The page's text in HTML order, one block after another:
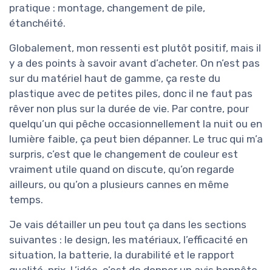
pratique : montage, changement de pile,
étanchéité.
Globalement, mon ressenti est plutôt positif, mais il
y a des points à savoir avant d’acheter. On n’est pas
sur du matériel haut de gamme, ça reste du
plastique avec de petites piles, donc il ne faut pas
rêver non plus sur la durée de vie. Par contre, pour
quelqu’un qui pêche occasionnellement la nuit ou en
lumière faible, ça peut bien dépanner. Le truc qui m’a
surpris, c’est que le changement de couleur est
vraiment utile quand on discute, qu’on regarde
ailleurs, ou qu’on a plusieurs cannes en même
temps.
Je vais détailler un peu tout ça dans les sections
suivantes : le design, les matériaux, l’efficacité en
situation, la batterie, la durabilité et le rapport